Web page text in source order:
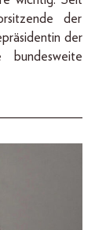
der
der
bundesweite